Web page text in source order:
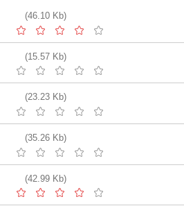
(46.10 Kb)
(15.57 Kb)
(23.23 Kb)
(35.26 Kb)
(42.99 Kb)